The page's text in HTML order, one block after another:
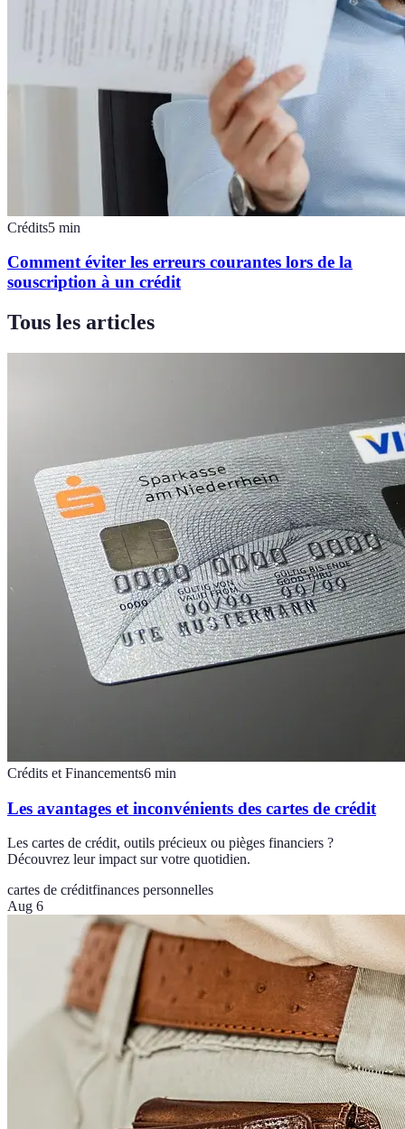
Crédits5 min
Comment éviter les erreurs courantes lors de la
souscription à un crédit
Tous les articles
Crédits et Financements6 min
Les avantages et inconvénients des cartes de crédit
Les cartes de crédit, outils précieux ou pièges financiers ?
Découvrez leur impact sur votre quotidien.
cartes de créditfinances personnelles
Aug 6